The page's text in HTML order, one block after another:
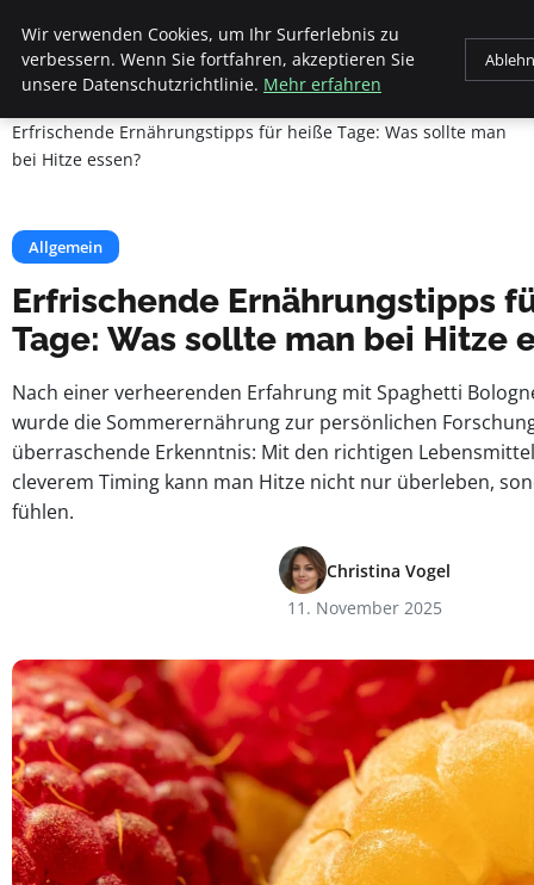
Beyond Surface
Erfrischende Ernährungstipps für heiße Tage: Was sollte man
bei Hitze essen?
Allgemein
Erfrischende Ernährungstipps
Tage: Was sollte man bei Hitze
Nach einer verheerenden Erfahrung mit Spaghetti
wurde die Sommerernährung zur persönlichen
überraschende Erkenntnis: Mit den richtigen
cleverem Timing kann man Hitze nicht nur überleben,
fühlen.
Christina Vogel
11. November 2025
Wir verwenden Cookies, um Ihr Surferlebnis zu
verbessern. Wenn Sie fortfahren, akzeptieren Sie
unsere Datenschutzrichtlinie. Mehr erfahren